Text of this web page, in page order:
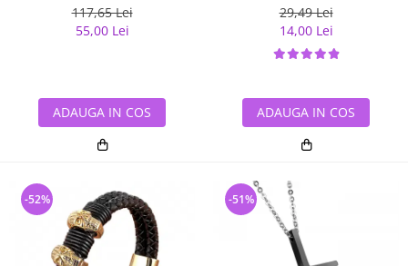
117,65 Lei
55,00 Lei
ADAUGA IN COS
29,49 Lei
14,00 Lei
ADAUGA IN COS
-52% -51%